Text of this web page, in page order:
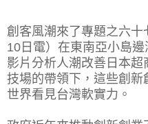
創客風潮來了專題之六
10日電）在東南亞小島
影片分析人潮改善日本
技場的帶領下，這些創
世界看見台灣軟實力。